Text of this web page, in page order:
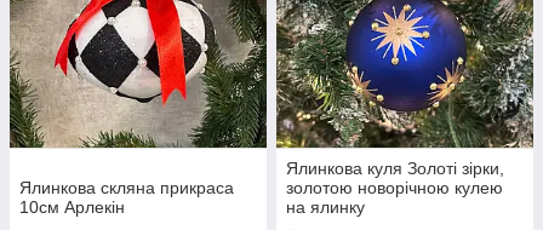
Ялинкова скляна прикраса
10см Арлекін
Ялинкова куля Золоті зірки,
золотою новорічною кулею
на ялинку